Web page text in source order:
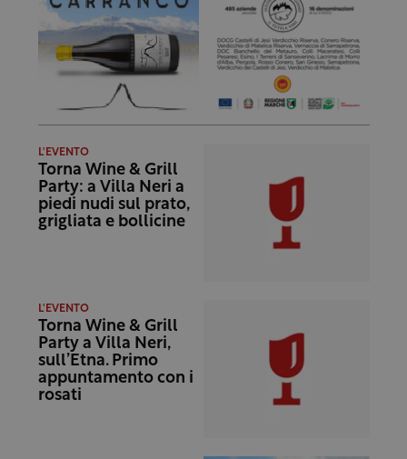
L'EVENTO
Torna Wine & Grill
Party: a Villa Neri a
piedi nudi sul prato,
grigliata e bollicine
L'EVENTO
Torna Wine & Grill
Party a Villa Neri,
sull’Etna. Primo
appuntamento con i
rosati